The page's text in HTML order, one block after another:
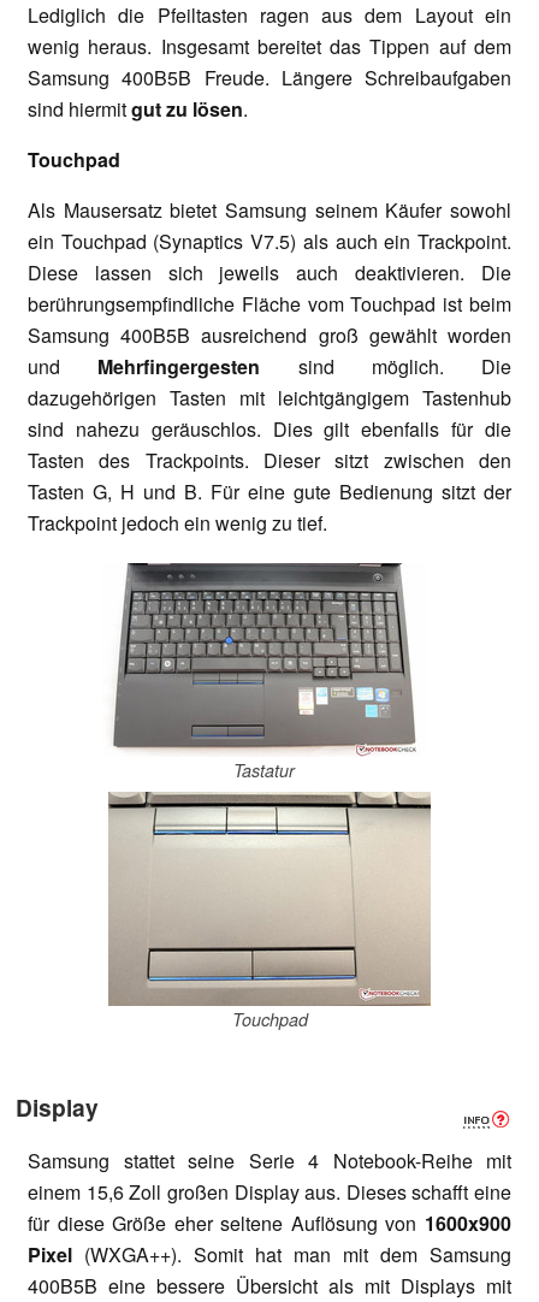
Lediglich die Pfeiltasten ragen aus dem Layout ein
wenig heraus. Insgesamt bereitet das Tippen auf dem
Samsung 400B5B Freude. Längere Schreibaufgaben
sind hiermitgut zu lösen.
Touchpad
Als Mausersatz bietet Samsung seinem Käufer sowohl
ein Touchpad (Synaptics V7.5) als auch ein Trackpoint.
Diese lassen sich jeweils auch deaktivieren. Die
berührungsempfindliche Fläche vom Touchpad ist beim
Samsung 400B5B ausreichend groß gewählt worden
und Mehrfingergesten sind möglich. Die
dazugehörigen Tasten mit leichtgängigem Tastenhub
sind nahezu geräuschlos. Dies gilt ebenfalls für die
Tasten des Trackpoints. Dieser sitzt zwischen den
Tasten G, H und B. Für eine gute Bedienung sitzt der
Trackpoint jedoch ein wenig zu tief.
Tastatur
Touchpad
Display
Samsung stattet seine Serie 4 Notebook-Reihe mit
einem 15,6 Zoll großen Display aus. Dieses schafft eine
für diese Größe eher seltene Auflösung von 1600x900
Pixel (WXGA++). Somit hat man mit dem Samsung
400B5B eine bessere Übersicht als mit Displays mit